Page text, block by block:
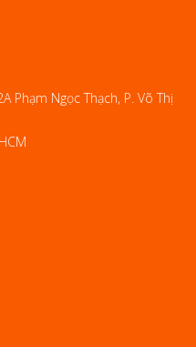
Phạm Ngọc Thạch, P. Võ Thị